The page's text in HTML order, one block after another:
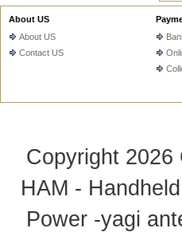
About US
About US
Contact US
Copyright 2026
HAM -
Power -yagi